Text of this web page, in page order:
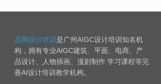
晶网设计培训 是广州AIGC设计培训知名机
构，拥有专业AIGC建筑、平面、电商、产
品设计、人物插画、漫剧制作 学习课程等完
善AI设计培训教学机构。